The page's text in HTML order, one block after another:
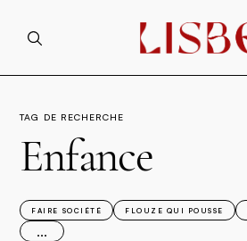
TAG DE RECHERCHE
Enfance
FAIRE SOCIÉTÉ FLOUZE QUI POUSSE
...